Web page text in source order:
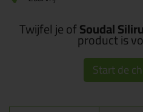
Twijfel je ofSoudal
product is
Start de